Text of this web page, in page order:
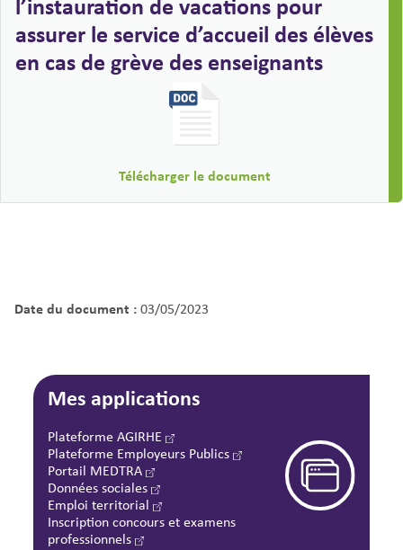
assurer le service d’accueil des élèves
en cas de grève des enseignants
Télécharger le document
Date du document :03/05/2023
Mes applications
Plateforme AGIRHE
Plateforme Employeurs Publics
Portail MEDTRA
Données sociales
Emploi territorial
Inscription concours et examens
professionnels